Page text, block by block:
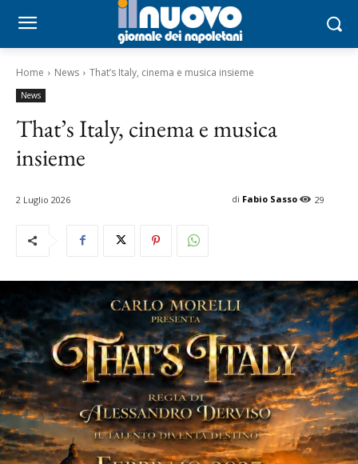
Home News That’s Italy, cinema e musica insieme
News
That’s Italy, cinema e musica
insieme
2 Luglio 2026 29
di Fabio Sasso